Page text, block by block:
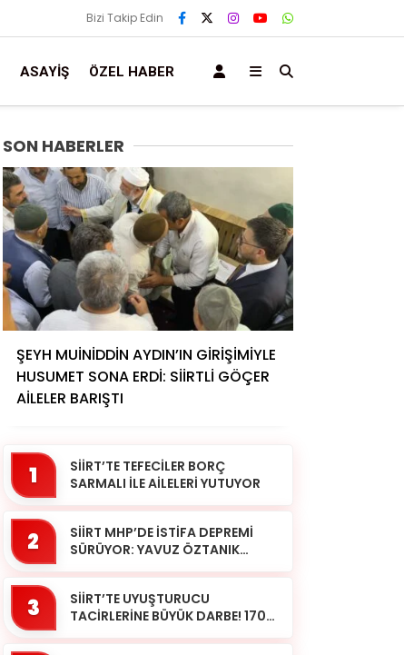
Bizi Takip Edin
ASAYIŞ ÖZEL HABER
SON HABERLER
ŞEYH MUİNİDDİN AYDIN’IN GİRİŞİMİYLE
HUSUMET SONA ERDİ: SİİRTLİ GÖÇER
AİLELER BARIŞTI
1
SİİRT’TE TEFECİLER BORÇ
SARMALI İLE AİLELERİ YUTUYOR
2
SİİRT MHP’DE İSTİFA DEPREMİ
SÜRÜYOR: YAVUZ ÖZTANIK
3
SİİRT’TE UYUŞTURUCU
TACİRLERİNE BÜYÜK DARBE! 170